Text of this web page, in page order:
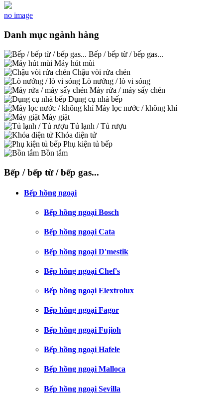
no image
Danh mục ngành hàng
Bếp / bếp từ / bếp gas...
Máy hút mùi
Chậu vòi rửa chén
Lò nướng / lò vi sóng
Máy rửa / máy sấy chén
Dụng cụ nhà bếp
Máy lọc nước / không khí
Máy giặt
Tủ lạnh / Tủ rượu
Khóa điện tử
Phụ kiện tủ bếp
Bồn tắm
Bếp / bếp từ / bếp gas...
Bếp hồng ngoại
Bếp hồng ngoại Bosch
Bếp hồng ngoại Cata
Bếp hồng ngoại D'mestik
Bếp hồng ngoại Chef's
Bếp hồng ngoại Elextrolux
Bếp hồng ngoại Fagor
Bếp hồng ngoại Fujioh
Bếp hồng ngoại Hafele
Bếp hồng ngoại Malloca
Bếp hồng ngoại Sevilla